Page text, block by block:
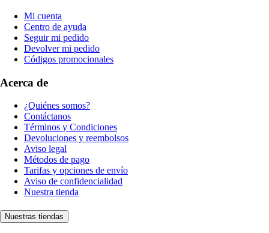
Mi cuenta
Centro de ayuda
Seguir mi pedido
Devolver mi pedido
Códigos promocionales
Acerca de
¿Quiénes somos?
Contáctanos
Términos y Condiciones
Devoluciones y reembolsos
Aviso legal
Métodos de pago
Tarifas y opciones de envío
Aviso de confidencialidad
Nuestra tienda
Nuestras tiendas